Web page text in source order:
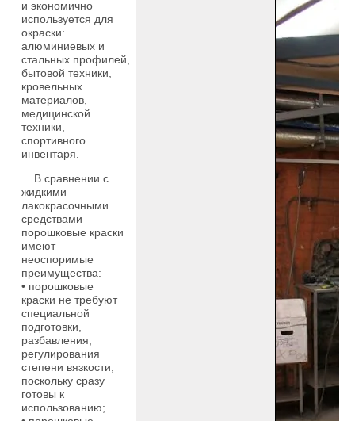
и экономично
используется для
окраски:
алюминиевых и
стальных профилей,
бытовой техники,
кровельных
материалов,
медицинской
техники,
спортивного
инвентаря.
В сравнении с
жидкими
лакокрасочными
средствами
порошковые краски
имеют
неоспоримые
преимущества:
• порошковые
краски не требуют
специальной
подготовки,
разбавления,
регулирования
степени вязкости,
поскольку сразу
готовы к
использованию;